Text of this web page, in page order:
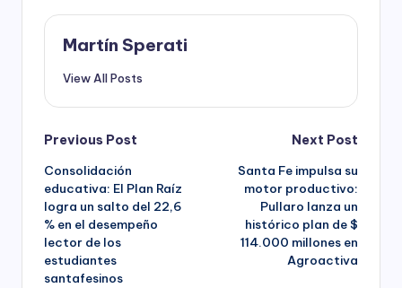
Martín Sperati
View All Posts
Post
navigation
Previous Post
Consolidación
educativa: El Plan Raíz
logra un salto del 22,6
% en el desempeño
lector de los
estudiantes
santafesinos
Next Post
Santa Fe impulsa su
motor productivo:
Pullaro lanza un
histórico plan de $
114.000 millones en
Agroactiva